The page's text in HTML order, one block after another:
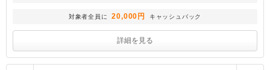
対象者全員に 20,000円 キャッシュバック
詳細を見る